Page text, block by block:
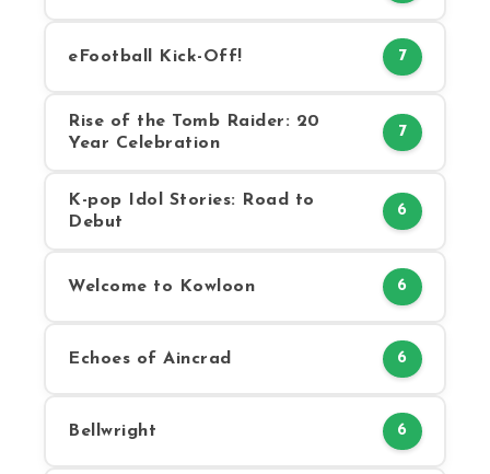
eFootball Kick-Off! 7
Rise of the Tomb Raider: 20
Year Celebration
7
K-pop Idol Stories: Road to
Debut
6
Welcome to Kowloon 6
Echoes of Aincrad 6
Bellwright 6